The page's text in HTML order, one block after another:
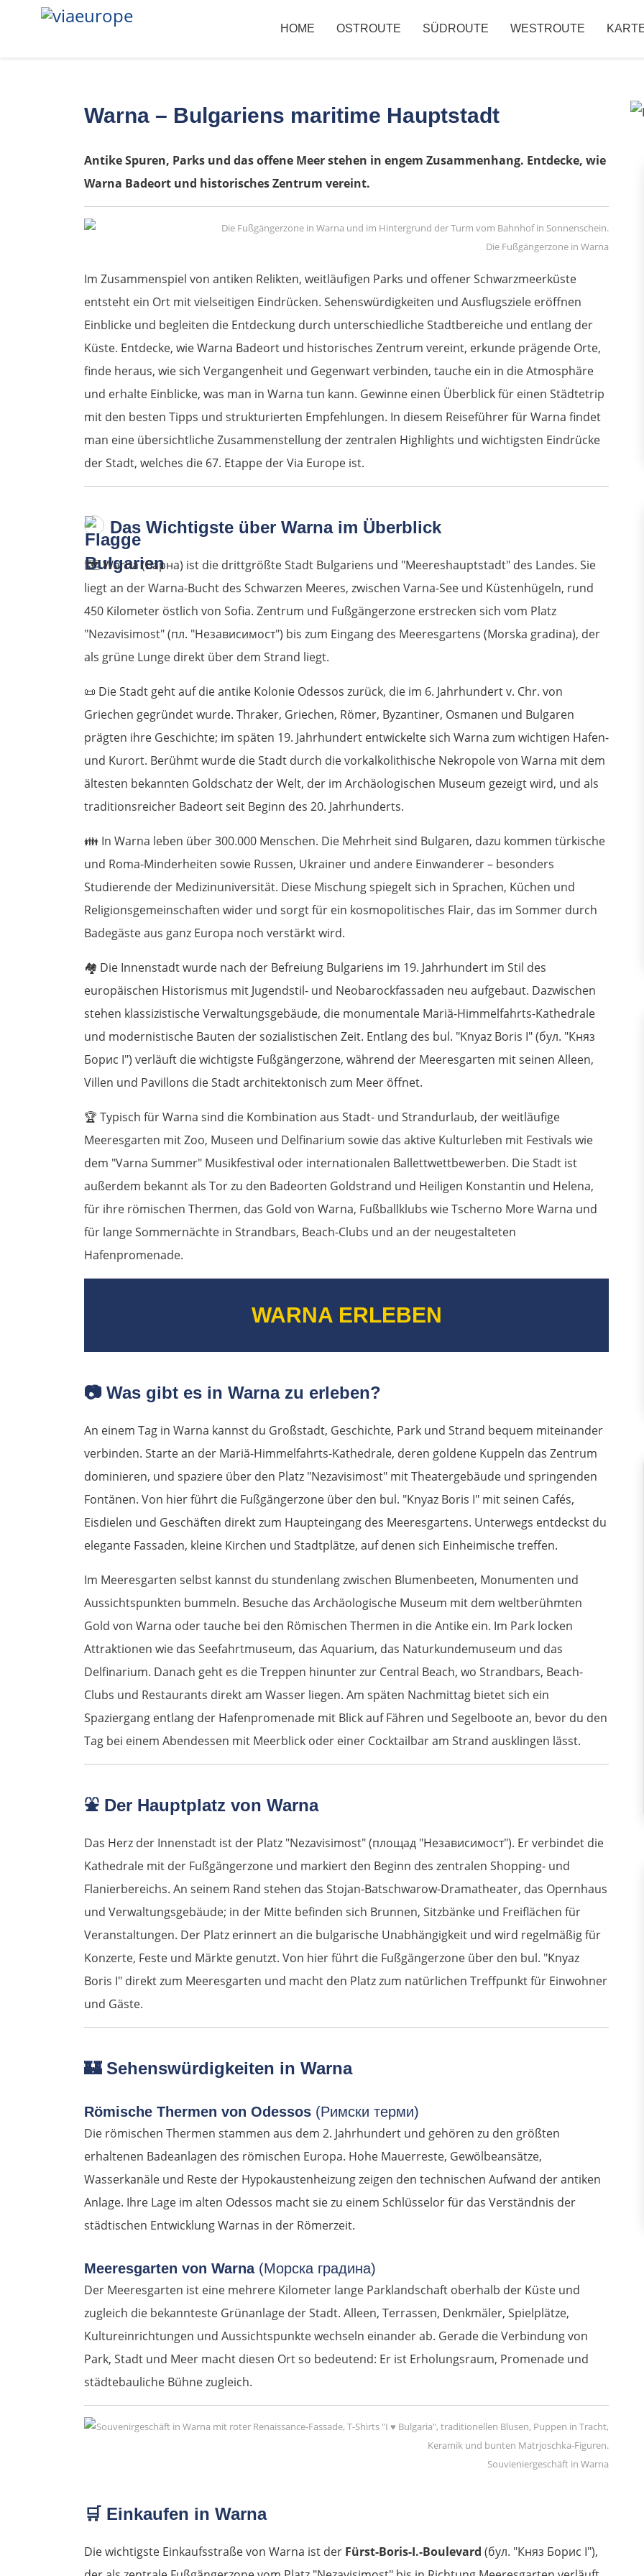
HOME OSTROUTE SÜDROUTE WESTROUTE
Warna – Bulgariens maritime Hauptstadt
Antike Spuren, Parks und das offene Meer stehen in engem Zusammenhang. Entdecke, wie
Warna Badeort und historisches Zentrum vereint.
Die Fußgängerzone in Warna
Im Zusammenspiel von antiken Relikten, weitläufigen Parks und offener Schwarzmeerküste
entsteht ein Ort mit vielseitigen Eindrücken. Sehenswürdigkeiten und Ausflugsziele eröffnen
Einblicke und begleiten die Entdeckung durch unterschiedliche Stadtbereiche und entlang der
Küste. Entdecke, wie Warna Badeort und historisches Zentrum vereint, erkunde prägende Orte,
finde heraus, wie sich Vergangenheit und Gegenwart verbinden, tauche ein in die Atmosphäre
und erhalte Einblicke, was man in Warna tun kann. Gewinne einen Überblick für einen Städtetrip
mit den besten Tipps und strukturierten Empfehlungen. In diesem Reiseführer für Warna findet
man eine übersichtliche Zusammenstellung der zentralen Highlights und wichtigsten Eindrücke
der Stadt, welches die 67. Etappe der Via Europe ist.
Das Wichtigste über Warna im Überblick
🗺️Warna (Варна) ist die drittgrößte Stadt Bulgariens und "Meereshauptstadt" des Landes. Sie
liegt an der Warna-Bucht des Schwarzen Meeres, zwischen Varna-See und Küstenhügeln, rund
450 Kilometer östlich von Sofia. Zentrum und Fußgängerzone erstrecken sich vom Platz
"Nezavisimost" (пл. "Независимост") bis zum Eingang des Meeresgartens (Morska gradina), der
als grüne Lunge direkt über dem Strand liegt.
📜 Die Stadt geht auf die antike Kolonie Odessos zurück, die im 6. Jahrhundert v. Chr. von
Griechen gegründet wurde. Thraker, Griechen, Römer, Byzantiner, Osmanen und Bulgaren
prägten ihre Geschichte; im späten 19. Jahrhundert entwickelte sich Warna zum wichtigen Hafen-
und Kurort. Berühmt wurde die Stadt durch die vorkalkolithische Nekropole von Warna mit dem
ältesten bekannten Goldschatz der Welt, der im Archäologischen Museum gezeigt wird, und als
traditionsreicher Badeort seit Beginn des 20. Jahrhunderts.
👪 In Warna leben über 300.000 Menschen. Die Mehrheit sind Bulgaren, dazu kommen türkische
und Roma-Minderheiten sowie Russen, Ukrainer und andere Einwanderer – besonders
Studierende der Medizinuniversität. Diese Mischung spiegelt sich in Sprachen, Küchen und
Religionsgemeinschaften wider und sorgt für ein kosmopolitisches Flair, das im Sommer durch
Badegäste aus ganz Europa noch verstärkt wird.
🏘️ Die Innenstadt wurde nach der Befreiung Bulgariens im 19. Jahrhundert im Stil des
europäischen Historismus mit Jugendstil- und Neobarockfassaden neu aufgebaut. Dazwischen
stehen klassizistische Verwaltungsgebäude, die monumentale Mariä-Himmelfahrts-Kathedrale
und modernistische Bauten der sozialistischen Zeit. Entlang des bul. "Knyaz Boris I" (бул. "Княз
Борис I") verläuft die wichtigste Fußgängerzone, während der Meeresgarten mit seinen Alleen,
Villen und Pavillons die Stadt architektonisch zum Meer öffnet.
🏆 Typisch für Warna sind die Kombination aus Stadt- und Strandurlaub, der weitläufige
Meeresgarten mit Zoo, Museen und Delfinarium sowie das aktive Kulturleben mit Festivals wie
dem "Varna Summer" Musikfestival oder internationalen Ballettwettbewerben. Die Stadt ist
außerdem bekannt als Tor zu den Badeorten Goldstrand und Heiligen Konstantin und Helena,
für ihre römischen Thermen, das Gold von Warna, Fußballklubs wie Tscherno More Warna und
für lange Sommernächte in Strandbars, Beach-Clubs und an der neugestalteten
Hafenpromenade.
WARNA ERLEBEN
📷Was gibt es in Warna zu erleben?
An einem Tag in Warna kannst du Großstadt, Geschichte, Park und Strand bequem miteinander
verbinden. Starte an der Mariä-Himmelfahrts-Kathedrale, deren goldene Kuppeln das Zentrum
dominieren, und spaziere über den Platz "Nezavisimost" mit Theatergebäude und springenden
Fontänen. Von hier führt die Fußgängerzone über den bul. "Knyaz Boris I" mit seinen Cafés,
Eisdielen und Geschäften direkt zum Haupteingang des Meeresgartens. Unterwegs entdeckst du
elegante Fassaden, kleine Kirchen und Stadtplätze, auf denen sich Einheimische treffen.
Im Meeresgarten selbst kannst du stundenlang zwischen Blumenbeeten, Monumenten und
Aussichtspunkten bummeln. Besuche das Archäologische Museum mit dem weltberühmten
Gold von Warna oder tauche bei den Römischen Thermen in die Antike ein. Im Park locken
Attraktionen wie das Seefahrtmuseum, das Aquarium, das Naturkundemuseum und das
Delfinarium. Danach geht es die Treppen hinunter zur Central Beach, wo Strandbars, Beach-
Clubs und Restaurants direkt am Wasser liegen. Am späten Nachmittag bietet sich ein
Spaziergang entlang der Hafenpromenade mit Blick auf Fähren und Segelboote an, bevor du den
Tag bei einem Abendessen mit Meerblick oder einer Cocktailbar am Strand ausklingen lässt.
⛲ Der Hauptplatz von Warna
Das Herz der Innenstadt ist der Platz "Nezavisimost" (площад "Независимост"). Er verbindet die
Kathedrale mit der Fußgängerzone und markiert den Beginn des zentralen Shopping- und
Flanierbereichs. An seinem Rand stehen das Stojan-Batschwarow-Dramatheater, das Opernhaus
und Verwaltungsgebäude; in der Mitte befinden sich Brunnen, Sitzbänke und Freiflächen für
Veranstaltungen. Der Platz erinnert an die bulgarische Unabhängigkeit und wird regelmäßig für
Konzerte, Feste und Märkte genutzt. Von hier führt die Fußgängerzone über den bul. "Knyaz
Boris I" direkt zum Meeresgarten und macht den Platz zum natürlichen Treffpunkt für Einwohner
und Gäste.
🏰Sehenswürdigkeiten in Warna
Römische Thermen von Odessos (Римски терми)
Die römischen Thermen stammen aus dem 2. Jahrhundert und gehören zu den größten
erhaltenen Badeanlagen des römischen Europa. Hohe Mauerreste, Gewölbeansätze,
Wasserkanäle und Reste der Hypokaustenheizung zeigen den technischen Aufwand der antiken
Anlage. Ihre Lage im alten Odessos macht sie zu einem Schlüsselor für das Verständnis der
städtischen Entwicklung Warnas in der Römerzeit.
Meeresgarten von Warna (Морска градина)
Der Meeresgarten ist eine mehrere Kilometer lange Parklandschaft oberhalb der Küste und
zugleich die bekannteste Grünanlage der Stadt. Alleen, Terrassen, Denkmäler, Spielplätze,
Kultureinrichtungen und Aussichtspunkte wechseln einander ab. Gerade die Verbindung von
Park, Stadt und Meer macht diesen Ort so bedeutend: Er ist Erholungsraum, Promenade und
städtebauliche Bühne zugleich.
Souvieniergeschäft in Warna
🛒 Einkaufen in Warna
Die wichtigste Einkaufsstraße von Warna ist der Fürst-Boris-I.-Boulevard (бул. "Княз Борис I"),